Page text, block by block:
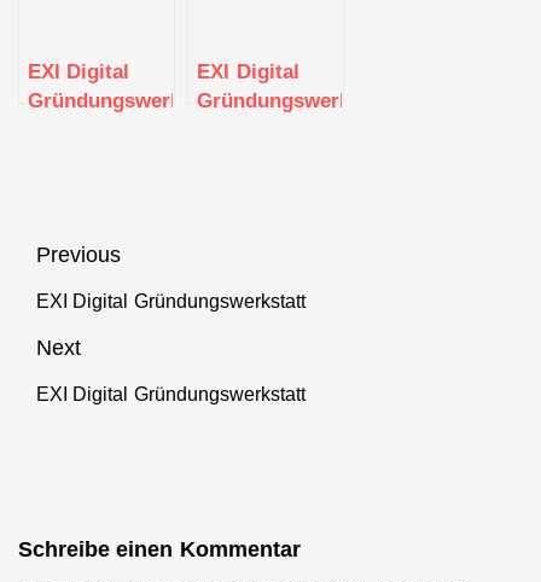
EXI Digital
Gründungswerkstatt
EXI Digital
Gründungswerkstatt
Beitragsnavigation
Previous
Previous
EXI Digital Gründungswerkstatt
Next
Next
EXI Digital Gründungswerkstatt
Schreibe einen Kommentar